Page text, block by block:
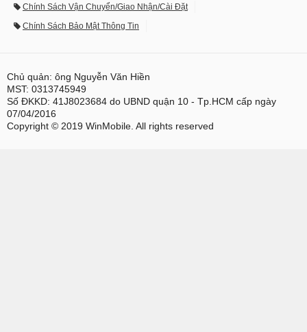
Chính Sách Vận Chuyển/Giao Nhận/Cài Đặt
Chính Sách Bảo Mật Thông Tin
Chủ quản: ông Nguyễn Văn Hiền
MST: 0313745949
Số ĐKKD: 41J8023684 do UBND quận 10 - Tp.HCM cấp ngày
07/04/2016
Copyright © 2019 WinMobile. All rights reserved